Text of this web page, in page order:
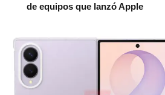
de equipos que lanzó Apple